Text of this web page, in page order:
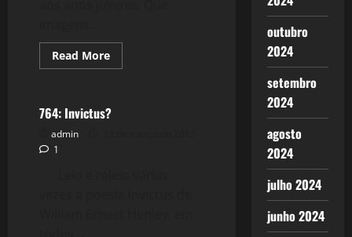
Read MoreRead
more
e
Política
764: Invictus?
admin
1
outubro
2024
setembro
2024
agosto
2024
julho 2024
junho 2024